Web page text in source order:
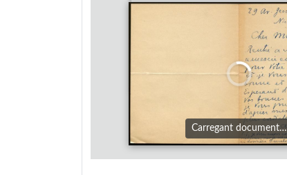
Carregant document…